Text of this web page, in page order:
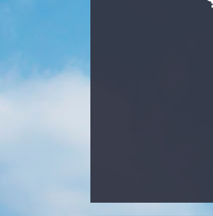
Bilecik